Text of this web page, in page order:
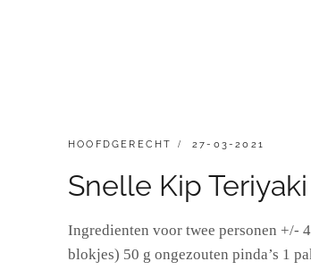
CATEGORIES:
HOOFDGERECHT
GEPLAATST
27-03-2021
Snelle Kip
Ingredienten voor twee personen
blokjes) 50 g ongezouten pinda’s 1